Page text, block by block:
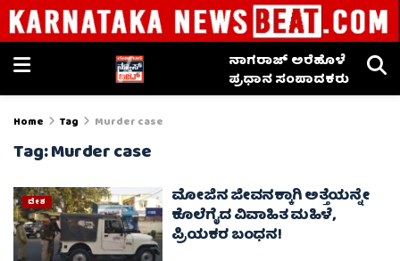
ನಾಗರಾಜ್ ಅರೆಹೊಳೆ
ಪ್ರಧಾನ ಸಂಪಾದಕರು
Home Tag Murder case
Tag:Murder case
ದೇಶ ಮೋಜಿನ ಜೀವನಕ್ಕಾಗಿ ಅತ್ತೆಯನ್ನೇ
ಕೊಲೆಗೈದ ವಿವಾಹಿತ ಮಹಿಳೆ,
ಪ್ರಿಯಕರ ಬಂಧನ!